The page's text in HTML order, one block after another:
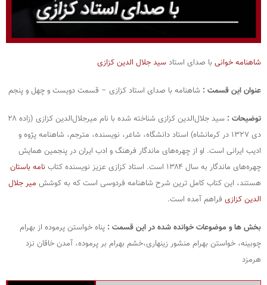
شاهنامه خوانی با صدای استاد سید جلال الدین کزازی
عنوان این قسمت : شاهنامه با صدای استاد کزازی – قسمت دویست و چهل و پنجم
توضیحات :
سید جلال‌الدین کزازی شناخته‌ شده با نام میرجلال‌الدین کزازی (زاده ۲۸
دی ۱۳۲۷ در کرمانشاه) استاد دانشگاه، شاعر، نویسنده، مترجم، شاهنامه‌ پژوه و
ادیب ایرانی است. او از چهره‌های ماندگار فرهنگ و ادب ایران در پنجمین همایش
چهره‌های ماندگار به سال ۱۳۸۴ است. استاد کزازی عزیز نویسنده کتاب
نامه باستان
هستند، این کتاب کامل ترین شرح شاهنامه فردوسی است که به کوشش میر جلال
الدین کزازی فراهم آمده است.
بخش ها و موضوعات خوانده شده در این قسمت : پناه خواستن پرموده از بهرام
چوبینه، خواستن بهرام منشور زینهاری،خشم بهرام بر پرموده، آمدن خاقان نزد
هرمزد